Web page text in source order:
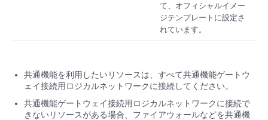
て、オフィシャルイメー
ジテンプレートに設定さ
れています。
共通機能を利用したいリソースは、すべて共通機能ゲートウ
ェイ接続用ロジカルネットワークに接続してください。
共通機能ゲートウェイ接続用ロジカルネットワークに接続で
きないリソースがある場合、ファイアウォールなどを共通機